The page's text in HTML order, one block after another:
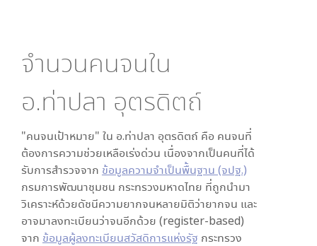
จำนวนคนจนใน
อ.ท่าปลา อุตรดิตถ์
"คนจนเป้าหมาย" ใน อ.ท่าปลา อุตรดิตถ์ คือ คนจนที่
ต้องการความช่วยเหลือเร่งด่วน เนื่องจากเป็นคนที่ได้
รับการสำรวจจาก ข้อมูลความจำเป็นพื้นฐาน (จปฐ.)
กรมการพัฒนาชุมชน กระทรวงมหาดไทย ที่ถูกนำมา
วิเคราะห์ด้วยดัชนีความยากจนหลายมิติว่ายากจน และ
อาจมาลงทะเบียนว่าจนอีกด้วย (register-based)
จาก ข้อมูลผู้ลงทะเบียนสวัสดิการแห่งรัฐ กระทรวง